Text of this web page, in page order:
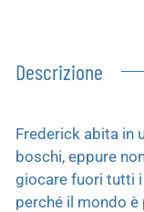
Descrizione
Frederick abita in
boschi, eppure
giocare fuori tutti
perché il mondo